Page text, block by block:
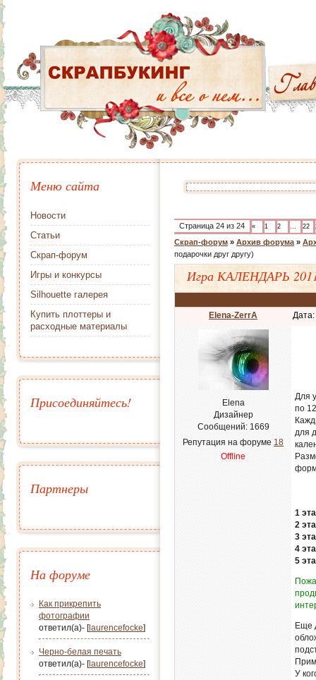
Меню сайта
Новости
Статьи
Скрап-форум
Игры и конкурсы
Silhouette галерея
Купить плоттеры и
расходные материалы
Присоединяйтесь!
Партнеры
На форуме
Как прикрепить
фотографии
ответил(а)- [laurencefocke]
Черно-белая печать
ответил(а)- [laurencefocke]
Страница 24 из 24 « 1 2 … 22
Скрап-форум » Архив форума »
подарочки друг другу)
Игра КАЛЕНДАРЬ
Elena-ZerrA
Elena
Дизайнер
Сообщений: 1669
Репутация на форуме 18
Offline
Для
по
для
1
2
3
4
5
Еще
У